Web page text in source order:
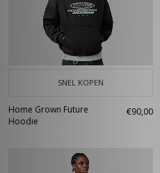
SNEL KOPEN
Home Grown Future
Hoodie
€90,00